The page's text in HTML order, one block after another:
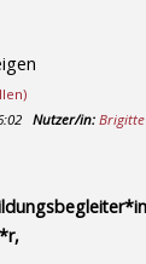
Nutzer/in: